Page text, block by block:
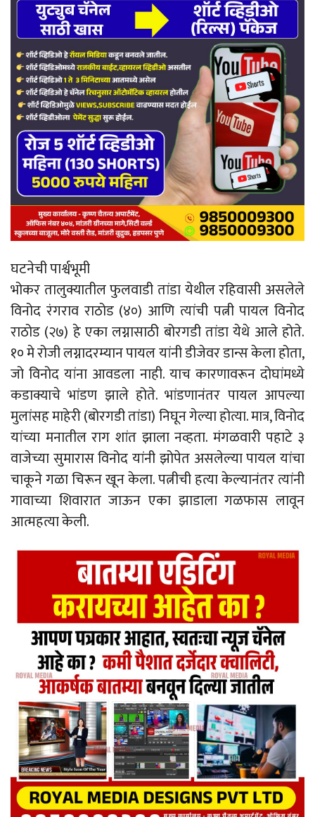
घटनेची पार्श्वभूमी
भोकर तालुक्यातील फुलवाडी तांडा येथील रहिवासी असलेले
विनोद रंगराव राठोड (४०) आणि त्यांची पत्नी पायल विनोद
राठोड (२७) हे एका लग्नासाठी बोरगडी तांडा येथे आले होते.
१० मे रोजी लग्नादरम्यान पायल यांनी डीजेवर डान्स केला होता,
जो विनोद यांना आवडला नाही. याच कारणावरून दोघांमध्ये
कडाक्याचे भांडण झाले होते. भांडणानंतर पायल आपल्या
मुलांसह माहेरी (बोरगडी तांडा) निघून गेल्या होत्या. मात्र, विनोद
यांच्या मनातील राग शांत झाला नव्हता. मंगळवारी पहाटे ३
वाजेच्या सुमारास विनोद यांनी झोपेत असलेल्या पायल यांचा
चाकूने गळा चिरून खून केला. पत्नीची हत्या केल्यानंतर त्यांनी
गावाच्या शिवारात जाऊन एका झाडाला गळफास लावून
आत्महत्या केली.